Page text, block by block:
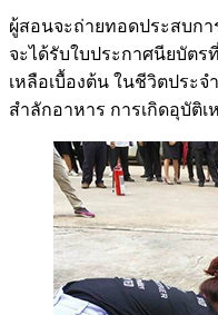
ผู้สอนจะถ่ายทอดประสบก
จะได้รับใบประกาศนียบัต
เหลือเบื้องต้น ในชีวิตประ
สำลักอาหาร การเกิดอุบัติ